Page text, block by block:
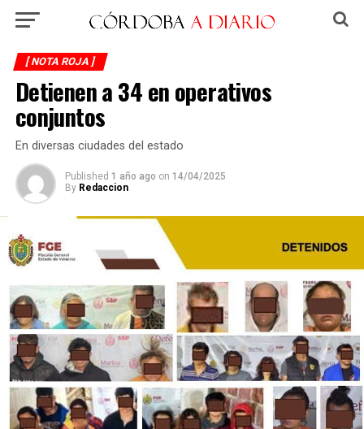
[ NOTA ROJA ]
Detienen a 34 en operativos
conjuntos
En diversas ciudades del estado
Published 1 año ago on 14/04/2025
By Redaccion